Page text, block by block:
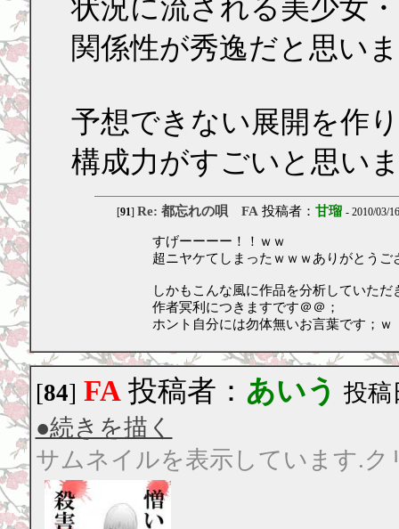
状況に流される美少女
関係性が秀逸だと思い
予想できない展開を作
構成力がすごいと思い
[91] Re: 都忘れの唄 FA投稿者： 甘瑠 - 2010/03/
すげーーーー！！ｗｗ
超ニヤケてしまったｗｗｗありがとうご
しかもこんな風に作品を分析していた
作者冥利につきますです＠＠；
ホント自分には勿体無いお言葉です；ｗ
[84] FA投稿者： あいう 投稿
●続きを描く
サムネイルを表示しています.